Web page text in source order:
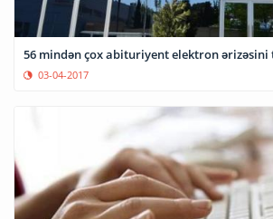
56 mindən çox abituriyent elektron ərizəsini
03-04-2017